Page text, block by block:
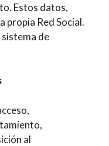
Estos datos,
propia Red Social.
de
al